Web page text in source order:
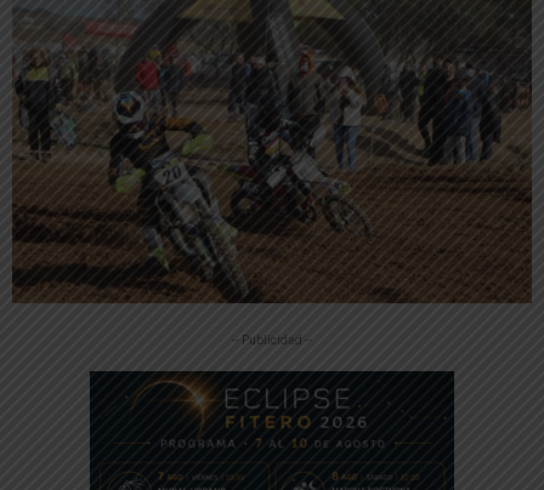
-- Publicidad --